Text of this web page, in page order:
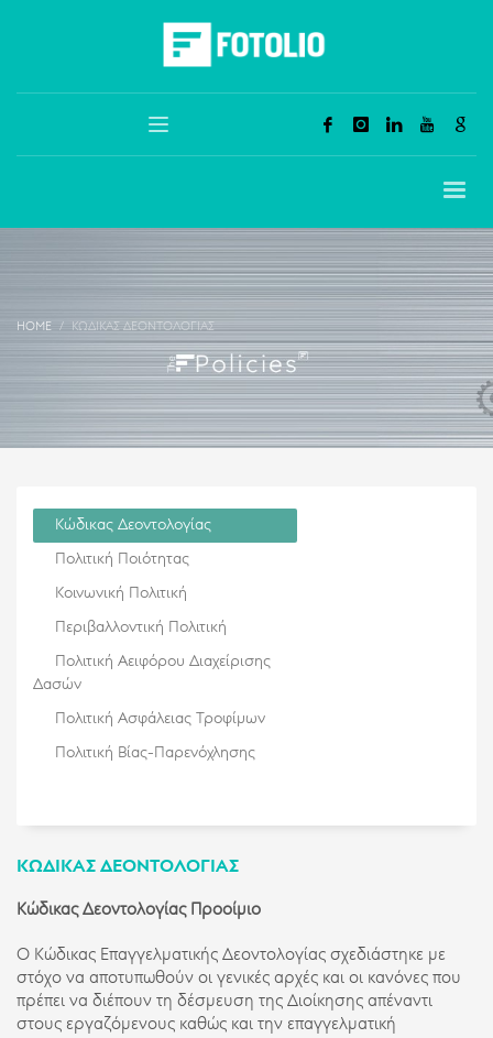
HOME ΚΏΔΙΚΑΣ ΔΕΟΝΤΟΛΟΓΊΑΣ
Κώδικας Δεοντολογίας
Πολιτική Ποιότητας
Κοινωνική Πολιτική
Περιβαλλοντική Πολιτική
Πολιτική Αειφόρου Διαχείρισης
Δασών
Πολιτική Ασφάλειας Τροφίμων
Πολιτική Βίας-Παρενόχλησης
ΚΏΔΙΚΑΣ ΔΕΟΝΤΟΛΟΓΊΑΣ
Κώδικας Δεοντολογίας Προοίμιο
Ο Κώδικας Επαγγελματικής Δεοντολογίας σχεδιάστηκε με
στόχο να αποτυπωθούν οι γενικές αρχές και οι κανόνες που
πρέπει να διέπουν τη δέσμευση της Διοίκησης απέναντι
στους εργαζόμενους καθώς και την επαγγελματική